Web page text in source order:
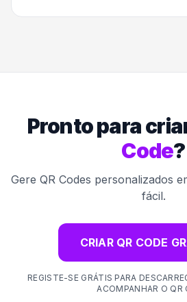
Pronto para
Code?
Gere QR Codes personalizados
fácil.
CRIAR QR CODE
REGISTE-SE GRÁTIS PARA
ACOMPANHAR O QR